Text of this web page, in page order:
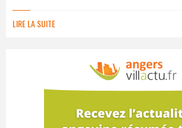
LIRE LA SUITE